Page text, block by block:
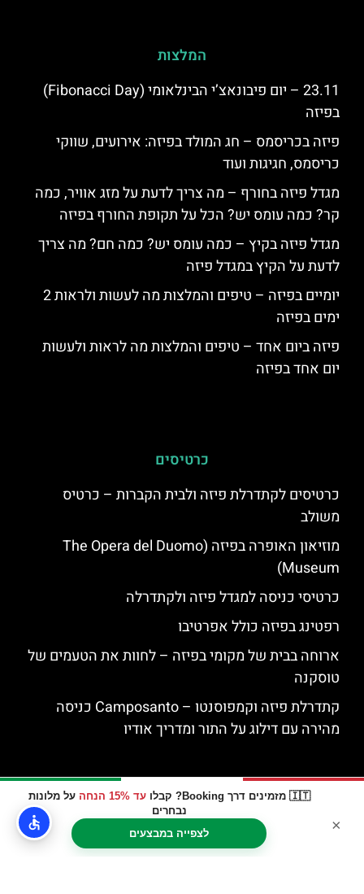
🇮🇹 מזמינים דרך Booking? קבלו עד 15% הנחה
על מלונות
נבחרים
לצפייה במבצעים
×
המלצות
23.11 – יום פיבונאצ’י הבינלאומי (Fibonacci Day)
בפיזה
פיזה בכריסמס – חג המולד בפיזה: אירועים, שווקי
כריסמס, חגיגות ועוד
מגדל פיזה בחורף – מה צריך לדעת על מזג אוויר, כמה
קר? כמה עומס יש? הכל על תקופת החורף בפיזה
מגדל פיזה בקיץ – כמה עומס יש? כמה חם? מה צריך
לדעת על הקיץ במגדל פיזה
יומיים בפיזה – טיפים והמלצות מה לעשות ולראות 2
ימים בפיזה
פיזה ביום אחד – טיפים והמלצות מה לראות ולעשות
יום אחד בפיזה
כרטיסים
כרטיסים לקתדרלת פיזה ולבית הקברות – כרטיס
משולב
מוזיאון האופרה בפיזה (The Opera del Duomo
Museum)
כרטיסי כניסה למגדל פיזה ולקתדרלה
רפטינג בפיזה כולל אפרטיבו
ארוחה בבית של מקומי בפיזה – לחוות את הטעמים של
טוסקנה
קתדרלת פיזה וקמפוסנטו – Camposanto כניסה
מהירה עם דילוג על התור ומדריך אודיו